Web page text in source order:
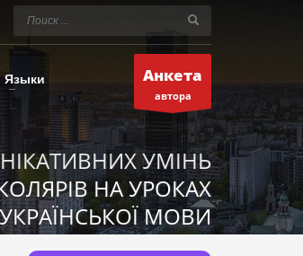
Языки Анкета
автора
УМІНЬ
НА УРОКАХ
УКРАЇНСЬКОЇ МОВИ